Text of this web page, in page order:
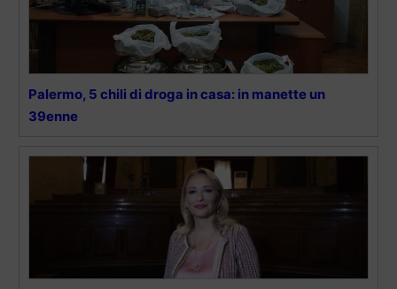
Palermo, 5 chili di droga in casa: in manette un
39enne